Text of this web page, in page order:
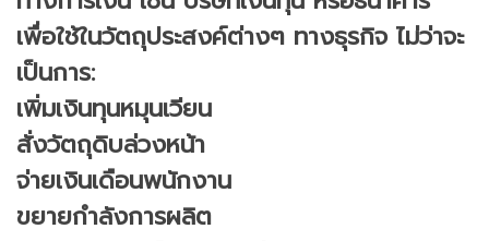
เพื่อใช้ในวัตถุประสงค์ต่างๆ ทางธุรกิจ ไม่ว่าจะ
เป็นการ:
เพิ่มเงินทุนหมุนเวียน
สั่งวัตถุดิบล่วงหน้า
จ่ายเงินเดือนพนักงาน
ขยายกำลังการผลิต